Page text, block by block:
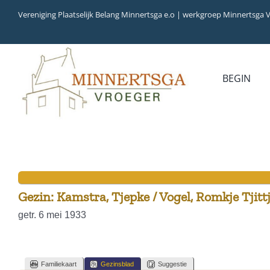
inhoud
Vereniging Plaatselijk Belang Minnertsga e.o | werkgroep Minnertsga
BEGIN
VIDEO (FILM)
AANWINSTEN
INWONERS 65+ IN 1979
Gezin: Kamstra, Tjepke / Vogel, Romkje
getr. 6 mei 1933
Familiekaart Gezinsblad Suggestie